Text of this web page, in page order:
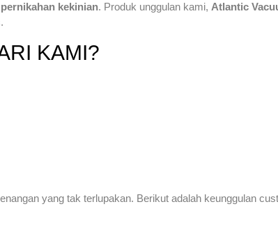
kekinian. Produk unggulan kami, Atlantic
KAMI?
yang tak terlupakan. Berikut adalah keunggulan